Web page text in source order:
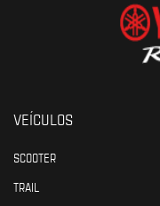
VEÍCULOS
SCOOTER
TRAIL